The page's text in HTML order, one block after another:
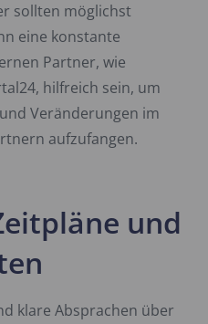
sollten möglichst
eine konstante
Partner, wie
hilfreich sein, um
Veränderungen im
aufzufangen.
und
klare Absprachen über